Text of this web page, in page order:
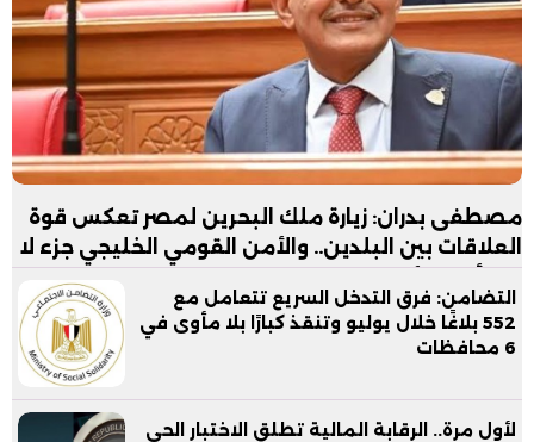
مصطفى بدران: زيارة ملك البحرين لمصر تعكس قوة
العلاقات بين البلدين.. والأمن القومي الخليجي جزء لا
التضامن: فرق التدخل السريع تتعامل مع
552 بلاغًا خلال يوليو وتنقذ كبارًا بلا مأوى في
6 محافظات
لأول مرة.. الرقابة المالية تطلق الاختبار الحي